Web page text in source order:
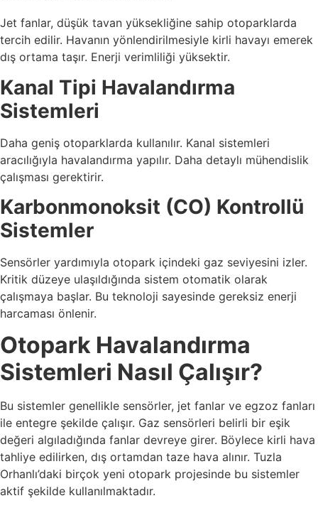
Jet fanlar, düşük tavan yüksekliğine sahip otoparklarda
tercih edilir. Havanın yönlendirilmesiyle kirli havayı emerek
dış ortama taşır. Enerji verimliliği yüksektir.
Kanal Tipi Havalandırma
Sistemleri
Daha geniş otoparklarda kullanılır. Kanal sistemleri
aracılığıyla havalandırma yapılır. Daha detaylı mühendislik
çalışması gerektirir.
Karbonmonoksit (CO) Kontrollü
Sistemler
Sensörler yardımıyla otopark içindeki gaz seviyesini izler.
Kritik düzeye ulaşıldığında sistem otomatik olarak
çalışmaya başlar. Bu teknoloji sayesinde gereksiz enerji
harcaması önlenir.
Otopark Havalandırma
Sistemleri Nasıl Çalışır?
Bu sistemler genellikle sensörler, jet fanlar ve egzoz fanları
ile entegre şekilde çalışır. Gaz sensörleri belirli bir eşik
değeri algıladığında fanlar devreye girer. Böylece kirli hava
tahliye edilirken, dış ortamdan taze hava alınır. Tuzla
Orhanlı’daki birçok yeni otopark projesinde bu sistemler
aktif şekilde kullanılmaktadır.